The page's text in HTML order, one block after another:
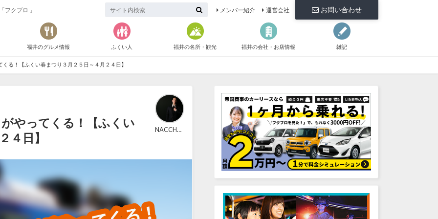
クブロ 」 お問い合わせ
メンバー紹介 運営会社
福井のグルメ情報 ふくい人 福井の名所・観光 福井の会社・お店情報 雑記
る！【ふくい春まつり３月２５日～４月２４日】
やってくる！【ふくい
４日】
NACCHAN